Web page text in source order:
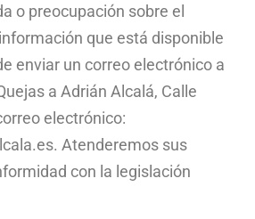
o preocupación sobre el
que está disponible
enviar un correo electrónico a
a Adrián Alcalá, Calle
electrónico:
Atenderemos sus
con la legislación